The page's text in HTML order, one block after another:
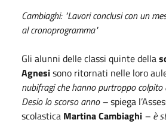
Cambiaghi: "Lavori conclusi con un
al cronoprogramma"
Gli alunni delle classi quinte della
Agnesisono ritornati nelle loro
nubifragi che hanno purtroppo colpito
Desio lo scorso anno –spiega
scolastica Martina Cambiaghi – è